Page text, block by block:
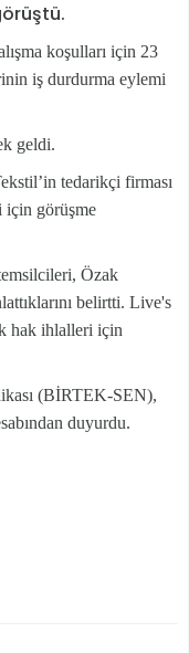
koşulları için 23
iş durdurma eylemi
geldi.
tedarikçi firması
görüşme
Özak
belirtti. Live's
hak ihlalleri için
(BİRTEK-SEN),
duyurdu.